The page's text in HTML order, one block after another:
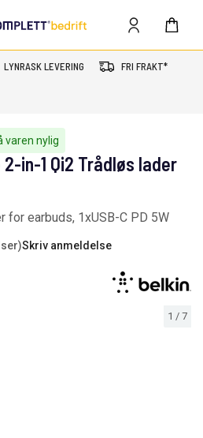
LYNRASK LEVERING FRI FRAKT*
varen nylig
1 / 7
in-1 Qi2 Trådløs lader
for earbuds, 1xUSB-C PD 5W
Skriv anmeldelse